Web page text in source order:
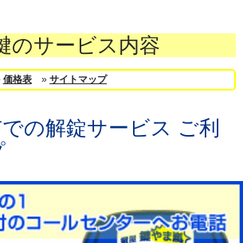
のサービス内容
価格表 »サイトマップ
の解錠サービス ご利